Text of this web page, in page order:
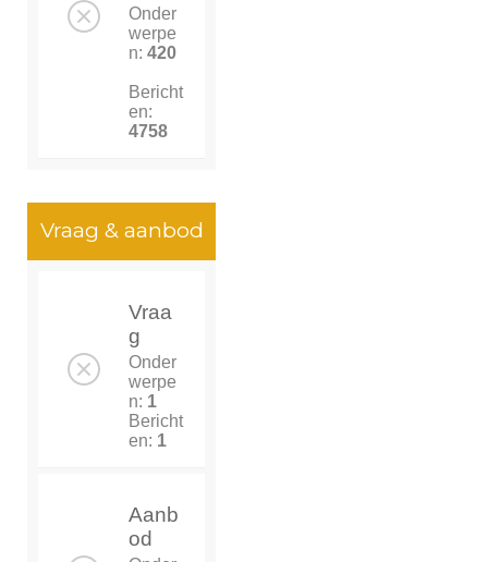
Onder
werpe
n: 420
Bericht
en:
4758
Vraag & aanbod
Vraa
g
Onder
werpe
n: 1
Bericht
en: 1
Aanb
od